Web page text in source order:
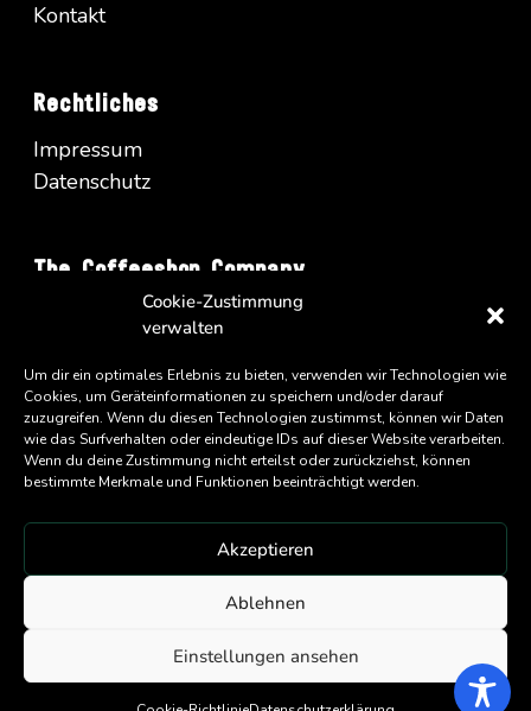
Cookie-Zustimmung
verwalten
Um dir ein optimales Erlebnis zu bieten, verwenden wir Technologien wie
Cookies, um Geräteinformationen zu speichern und/oder darauf
zuzugreifen. Wenn du diesen Technologien zustimmst, können wir Daten
wie das Surfverhalten oder eindeutige IDs auf dieser Website verarbeiten.
Wenn du deine Zustimmung nicht erteilst oder zurückziehst, können
bestimmte Merkmale und Funktionen beeinträchtigt werden.
Akzeptieren
Ablehnen
Einstellungen ansehen
Kontakt
Rechtliches
Impressum
Datenschutz
The Coffeeshop Company
Vienna Business Park - Turm A/34
A-1100 Wien